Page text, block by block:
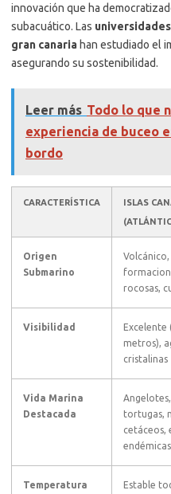
innovación que ha
subacuático. Las
gran canaria han estudiado el
asegurando su sostenibilidad.
Leer más Todo lo que
experiencia de buceo
bordo
CARACTERÍSTICA
ISLAS
Origen
Submarino
Volcánico,
rocosas,
Visibilidad
Excelente
metros),
cristalinas
Vida Marina
Destacada
Angelotes,
tortugas,
cetáceos,
endémicas
Temperatura
Estable